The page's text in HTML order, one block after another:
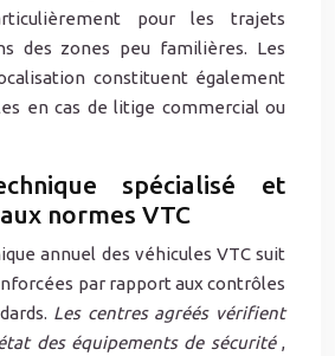
pour les trajets
des zones peu familières. Les
constituent également
en cas de litige commercial ou
spécialisé et
normes VTC
annuel des véhicules VTC suit
par rapport aux contrôles
Les centres agréés vérifient
des équipements de sécurité ,